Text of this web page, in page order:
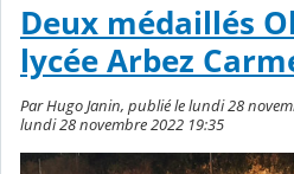
Deux médaillés
lycée Arbez
Par Hugo Janin, publié le lundi 28
lundi 28 novembre 2022 19:35